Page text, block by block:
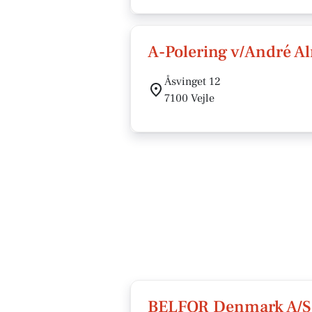
A-Polering v/André
Åsvinget 12
7100 Vejle
BELFOR Denmark A/S